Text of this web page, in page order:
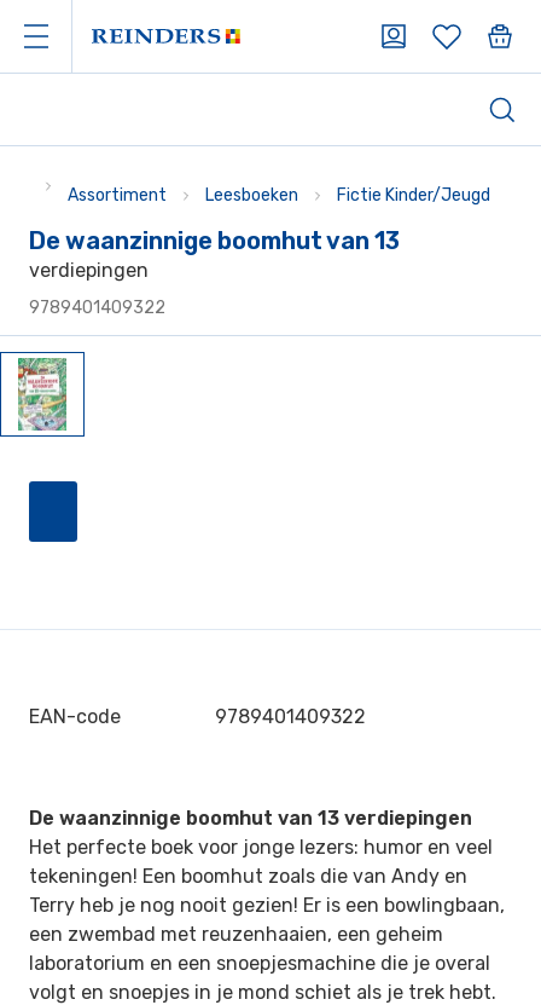
Assortiment Leesboeken Fictie Kinder/Jeugd
De waanzinnige boomhut van 13
verdiepingen
9789401409322
EAN-code 9789401409322
De waanzinnige boomhut van 13 verdiepingen
Het perfecte boek voor jonge lezers: humor en veel
tekeningen! Een boomhut zoals die van Andy en
Terry heb je nog nooit gezien! Er is een bowlingbaan,
een zwembad met reuzenhaaien, een geheim
laboratorium en een snoepjesmachine die je overal
volgt en snoepjes in je mond schiet als je trek hebt.